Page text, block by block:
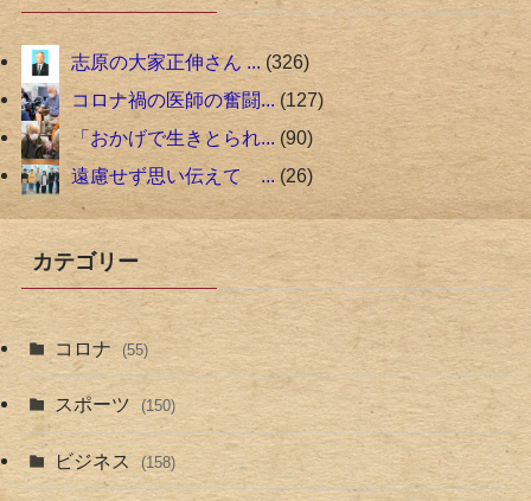
志原の大家正伸さん ... 326
コロナ禍の医師の奮闘... 127
「おかげで生きとられ... 90
遠慮せず思い伝えて ... 26
カテゴリー
コロナ (55)
スポーツ (150)
ビジネス (158)